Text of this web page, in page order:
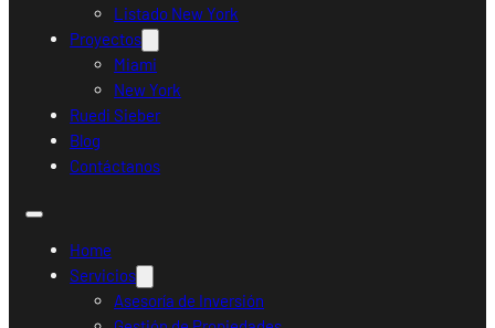
Listado New York
Proyectos
Miami
New York
Ruedi Sieber
Blog
Contáctanos
Home
Servicios
Asesoría de Inversión